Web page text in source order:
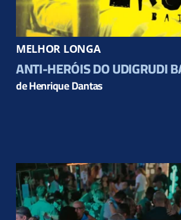
MELHOR LONGA
ANTI-HERÓIS DO UDIGRUDI
de Henrique Dantas